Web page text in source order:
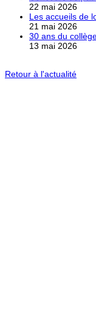
22 mai 2026
Les accueils de
21 mai 2026
30 ans du
13 mai 2026
Retour à l'actualité